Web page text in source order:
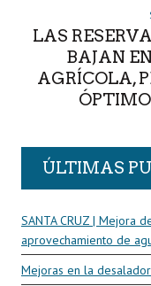
LAS
BAJAN
AGRÍCOLA,
ÚLTIMAS
SANTA CRUZ | Mejora
aprovechamiento de
Mejoras en la